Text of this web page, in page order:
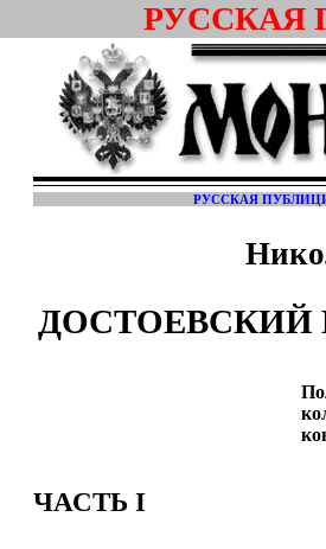
РУССКАЯ
РУССКАЯ
ДОСТОЕВСКИЙ
ЧАСТЬ I